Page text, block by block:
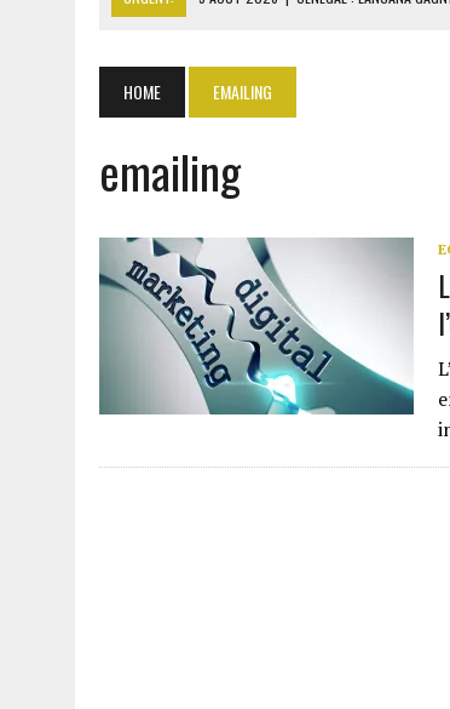
5 AOÛT 2026 | TÉHÉRAN ET MASCATE NÉGOCIENT
5 AOÛT 2026
HOME EMAILING
emailing